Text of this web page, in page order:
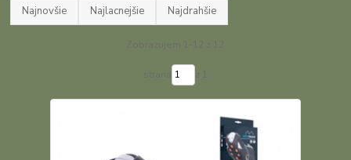
Najnovšie Najlacnejšie Najdrahšie